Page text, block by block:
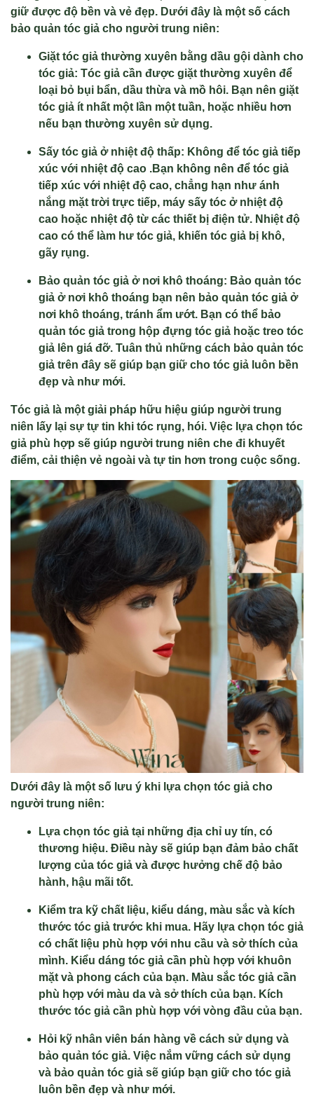
giữ được độ bền và vẻ đẹp. Dưới đây là một số cách
bảo quản tóc giả cho người trung niên:
Giặt tóc giả thường xuyên bằng dầu gội dành cho
tóc giả: Tóc giả cần được giặt thường xuyên để
loại bỏ bụi bẩn, dầu thừa và mồ hôi. Bạn nên giặt
tóc giả ít nhất một lần một tuần, hoặc nhiều hơn
nếu bạn thường xuyên sử dụng.
Sấy tóc giả ở nhiệt độ thấp: Không để tóc giả tiếp
xúc với nhiệt độ cao .Bạn không nên để tóc giả
tiếp xúc với nhiệt độ cao, chẳng hạn như ánh
nắng mặt trời trực tiếp, máy sấy tóc ở nhiệt độ
cao hoặc nhiệt độ từ các thiết bị điện tử. Nhiệt độ
cao có thể làm hư tóc giả, khiến tóc giả bị khô,
gãy rụng.
Bảo quản tóc giả ở nơi khô thoáng: Bảo quản tóc
giả ở nơi khô thoáng bạn nên bảo quản tóc giả ở
nơi khô thoáng, tránh ẩm ướt. Bạn có thể bảo
quản tóc giả trong hộp đựng tóc giả hoặc treo tóc
giả lên giá đỡ. Tuân thủ những cách bảo quản tóc
giả trên đây sẽ giúp bạn giữ cho tóc giả luôn bền
đẹp và như mới.
Tóc giả là một giải pháp hữu hiệu giúp người trung
niên lấy lại sự tự tin khi tóc rụng, hói. Việc lựa chọn tóc
giả phù hợp sẽ giúp người trung niên che đi khuyết
điểm, cải thiện vẻ ngoài và tự tin hơn trong cuộc sống.
Dưới đây là một số lưu ý khi lựa chọn tóc giả cho
người trung niên:
Lựa chọn tóc giả tại những địa chỉ uy tín, có
thương hiệu. Điều này sẽ giúp bạn đảm bảo chất
lượng của tóc giả và được hưởng chế độ bảo
hành, hậu mãi tốt.
Kiểm tra kỹ chất liệu, kiểu dáng, màu sắc và kích
thước tóc giả trước khi mua. Hãy lựa chọn tóc giả
có chất liệu phù hợp với nhu cầu và sở thích của
mình. Kiểu dáng tóc giả cần phù hợp với khuôn
mặt và phong cách của bạn. Màu sắc tóc giả cần
phù hợp với màu da và sở thích của bạn. Kích
thước tóc giả cần phù hợp với vòng đầu của bạn.
Hỏi kỹ nhân viên bán hàng về cách sử dụng và
bảo quản tóc giả. Việc nắm vững cách sử dụng
và bảo quản tóc giả sẽ giúp bạn giữ cho tóc giả
luôn bền đẹp và như mới.